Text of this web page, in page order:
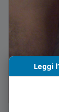
Leggi